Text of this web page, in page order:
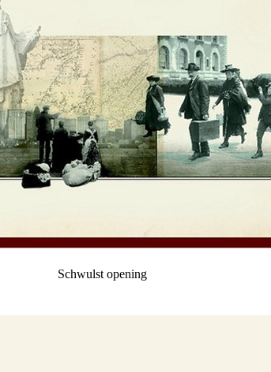
Schwulst opening